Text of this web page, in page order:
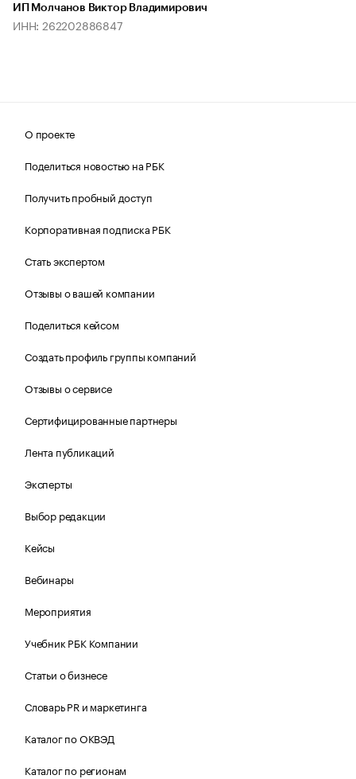
ИП Молчанов Виктор Владимирович
ИНН: 262202886847
О проекте
Поделиться новостью на РБК
Получить пробный доступ
Корпоративная подписка РБК
Стать экспертом
Отзывы о вашей компании
Поделиться кейсом
Создать профиль группы компаний
Отзывы о сервисе
Сертифицированные партнеры
Лента публикаций
Эксперты
Выбор редакции
Кейсы
Вебинары
Мероприятия
Учебник РБК Компании
Статьи о бизнесе
Словарь PR и маркетинга
Каталог по ОКВЭД
Каталог по регионам